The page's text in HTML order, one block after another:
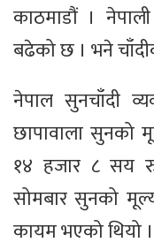
काठमाडौं ।
बढेको छ । भने
नेपाल सुनचाँदी
छापावाला
१४ हजार ८ सय
सोमबार सुनको
कायम भएको थियो ।